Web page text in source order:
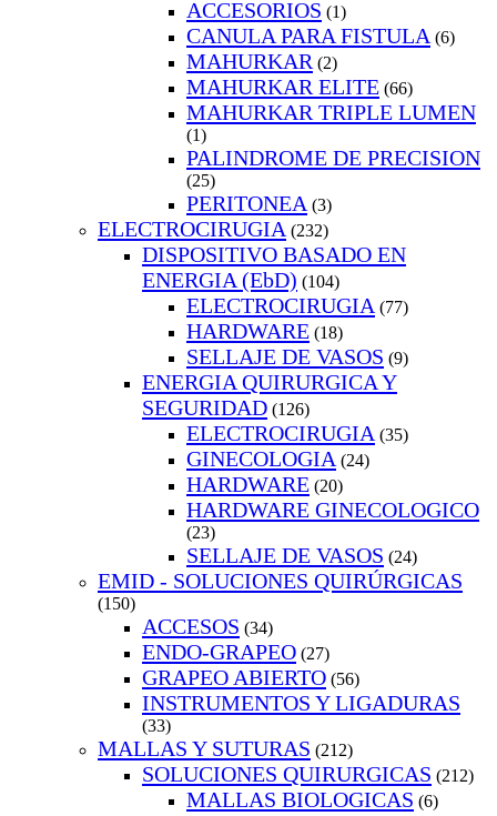
ACCESORIOS (1)
CANULA PARA FISTULA (6)
MAHURKAR (2)
MAHURKAR ELITE (66)
MAHURKAR TRIPLE LUMEN
(1)
PALINDROME DE PRECISION
(25)
PERITONEA (3)
ELECTROCIRUGIA (232)
DISPOSITIVO BASADO EN
ENERGIA (EbD) (104)
ELECTROCIRUGIA (77)
HARDWARE (18)
SELLAJE DE VASOS (9)
ENERGIA QUIRURGICA Y
SEGURIDAD (126)
ELECTROCIRUGIA (35)
GINECOLOGIA (24)
HARDWARE (20)
HARDWARE GINECOLOGICO
(23)
SELLAJE DE VASOS (24)
EMID - SOLUCIONES QUIRÚRGICAS
(150)
ACCESOS (34)
ENDO-GRAPEO (27)
GRAPEO ABIERTO (56)
INSTRUMENTOS Y LIGADURAS
(33)
MALLAS Y SUTURAS (212)
SOLUCIONES QUIRURGICAS (212)
MALLAS BIOLOGICAS (6)